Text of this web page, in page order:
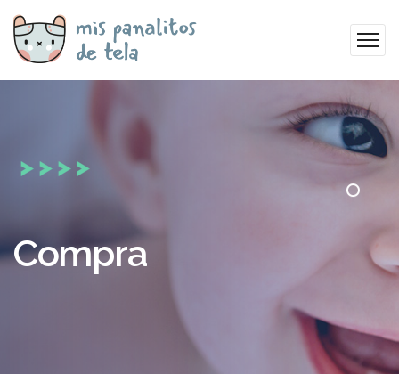
Compra